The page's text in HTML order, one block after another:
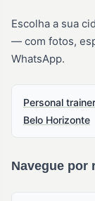
Escolha a sua
— com fotos,
WhatsApp.
Personal
Belo Horizonte
Navegue por